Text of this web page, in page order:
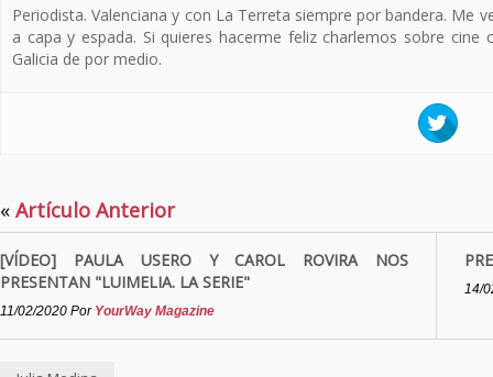
Periodista. Valenciana y con La Terreta siempre por bandera. Me
a capa y espada. Si quieres hacerme feliz charlemos sobre
Galicia de por medio.
« Artículo Anterior
[VÍDEO] PAULA USERO Y CAROL ROVIRA NOS
PRESENTAN "LUIMELIA. LA SERIE"
11/02/2020 Por YourWay Magazine
14/